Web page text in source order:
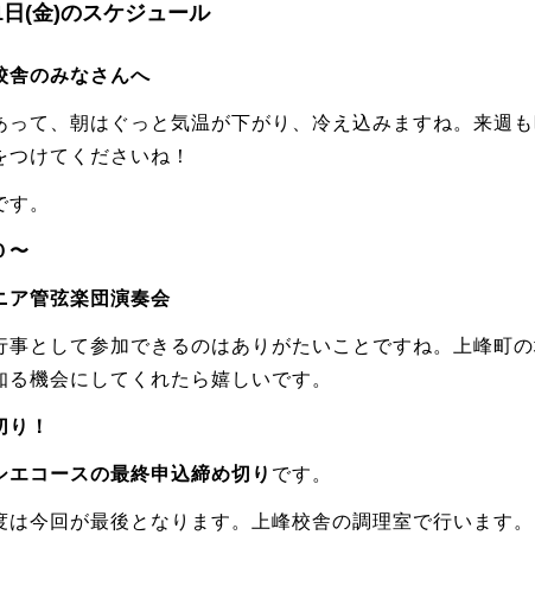
(金)のスケジュール
のみなさんへ
って、朝はぐっと気温が下がり、冷え込みますね。来週
けてくださいね！
。
〜
ア管弦楽団演奏会
事として参加できるのはありがたいことですね。上峰町
機会にしてくれたら嬉しいです。
！
エコースの最終申込締め切り です。
今回が最後となります。上峰校舎の調理室で行います。